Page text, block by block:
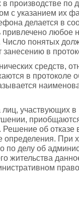
в производстве по
с указанием их
делается в
привлечено любое
понятых
в
средств,
в протоколе
участвующих в
об отказе
определения. При
по делу об
жительства